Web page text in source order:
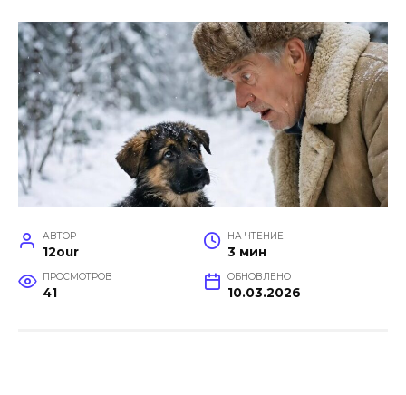
АВТОР
12our
НА ЧТЕНИЕ
3 мин
ПРОСМОТРОВ
41
ОБНОВЛЕНО
10.03.2026